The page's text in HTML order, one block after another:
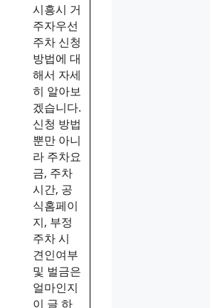
시흥시 거
주자우선
주차 신청
방법에 대
해서 자세
히 알아보
겠습니다.
신청 방법
뿐만 아니
라 주차요
금, 주차
시간, 공
식홈페이
지, 부정
주차 시
견인여부
및 벌금은
얼마인지
이 글 하